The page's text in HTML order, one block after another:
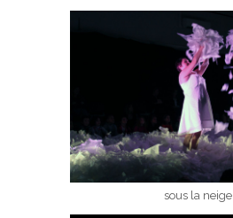
sous la neige